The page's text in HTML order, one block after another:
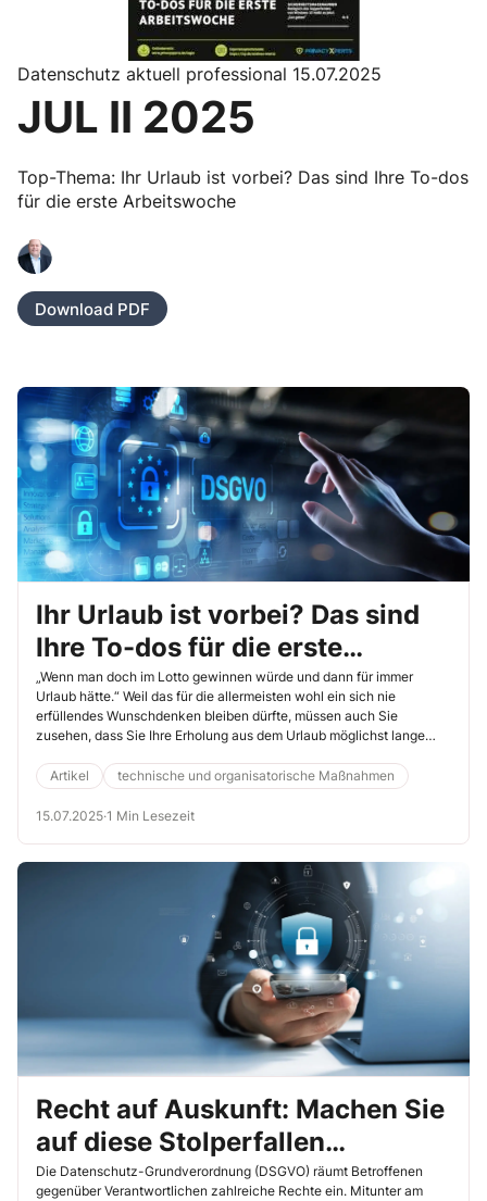
Datenschutz aktuell professional 15.07.2025
JUL II 2025
Top-Thema: Ihr Urlaub ist vorbei? Das sind Ihre To-dos
für die erste Arbeitswoche
Download PDF
Ihr Urlaub ist vorbei? Das sind
Ihre To-dos für die erste
Arbeitswoche
„Wenn man doch im Lotto gewinnen würde und dann für immer
Urlaub hätte.“ Weil das für die allermeisten wohl ein sich nie
erfüllendes Wunschdenken bleiben dürfte, müssen auch Sie
zusehen, dass Sie Ihre Erholung aus dem Urlaub möglichst lange
Arbeitswoche geschickt gestalten.
Artikel technische und organisatorische Maßnahmen
15.07.2025·1 Min Lesezeit
Recht auf Auskunft: Machen Sie
auf diese Stolperfallen
aufmerksam
Die Datenschutz-Grundverordnung (DSGVO) räumt Betroffenen
gegenüber Verantwortlichen zahlreiche Rechte ein. Mitunter am